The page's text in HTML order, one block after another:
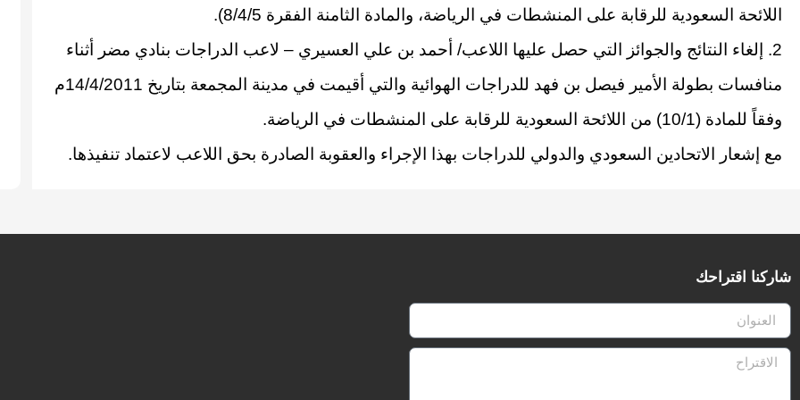
اللائحة السعودية للرقابة على المنشطات في الرياضة، والمادة الثامنة الفقرة 8/4/5).
2. إلغاء النتائج والجوائز التي حصل عليها اللاعب/ أحمد بن علي العسيري – لاعب الدراجات بنادي مضر أثناء
منافسات بطولة الأمير فيصل بن فهد للدراجات الهوائية والتي أقيمت في مدينة المجمعة بتاريخ 14/4/2011م
وفقاً للمادة (10/1) من اللائحة السعودية للرقابة على المنشطات في الرياضة.
مع إشعار الاتحادين السعودي والدولي للدراجات بهذا الإجراء والعقوبة الصادرة بحق اللاعب لاعتماد تنفيذها.
شاركنا اقتراحك